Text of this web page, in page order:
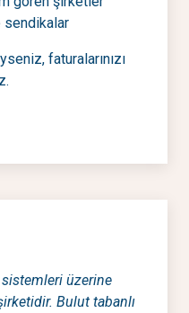
sendikalar
faturalarınızı
sistemleri üzerine
Bulut tabanlı